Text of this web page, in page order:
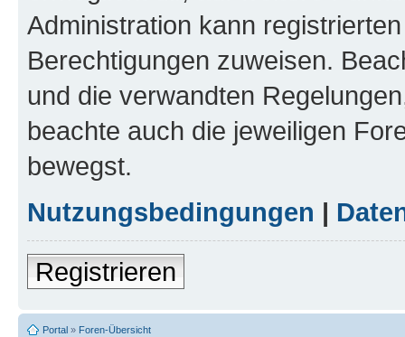
Administration kann
Berechtigungen zuweisen.
und die verwandten
beachte auch die jeweiligen
bewegst.
Nutzungsbedingungen |
Registrieren
Portal » Foren-Übersicht